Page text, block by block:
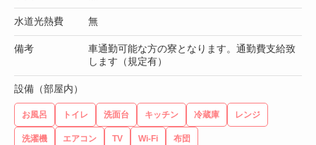
水道光熱費 無
備考
車通勤可能な方の寮となります。通勤費支給致
します（規定有）
設備（部屋内）
お風呂 トイレ 洗面台 キッチン 冷蔵庫 レンジ
洗濯機 エアコン TV Wi-Fi 布団